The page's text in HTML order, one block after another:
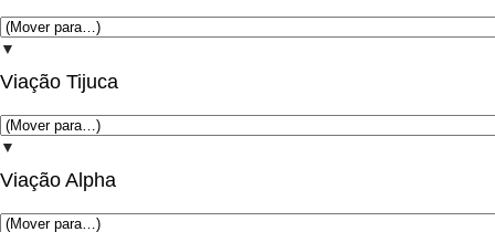
▼
Viação Tijuca
▼
Viação Alpha